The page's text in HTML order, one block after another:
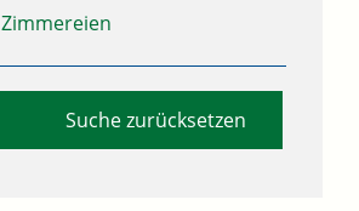
Zimmereien
Suche zurücksetzen